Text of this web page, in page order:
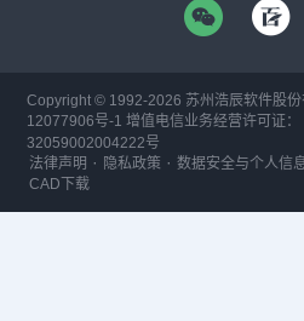
Copyright © 1992-2026 苏州浩辰软件股
12077906号-1 增值电信业务经营许可证：
32059002004222号
法律声明 · 隐私政策 ·数据安全与个人信
CAD下载